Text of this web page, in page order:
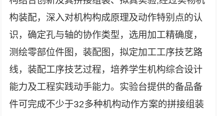
构装配，深入对机构构成原理及动作特别点的认
识，确定孔与轴的协作类型，选用加工精确度，
测绘零部位件图，装配图，拟定加工工序技艺路
线，装配工序技艺过程，培养学生机构综合设计
能力及工程实践动手能力。实验台提供的备品备
件可完成不少于32多种机构动作方案的拼接组装